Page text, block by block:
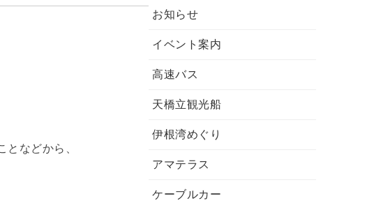
などから、
お知らせ
イベント案内
高速バス
天橋立観光船
伊根湾めぐり
アマテラス
ケーブルカー